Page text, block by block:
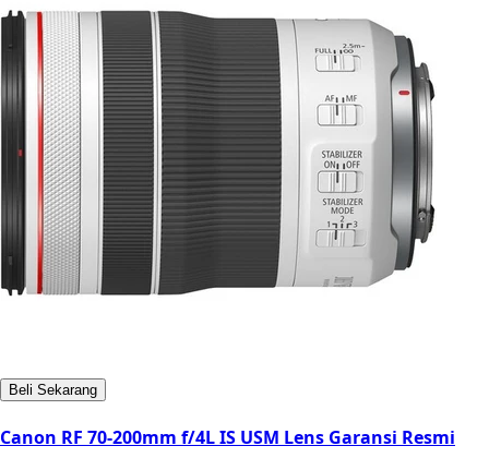
Beli Sekarang
Canon RF 70-200mm f/4L IS USM Lens Garansi Resmi